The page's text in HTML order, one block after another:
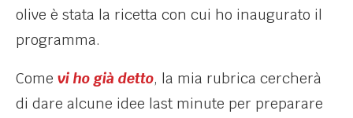
olive è stata la ricetta con cui ho inaugurato il
programma.
Come vi ho già detto, la mia rubrica cercherà
di dare alcune idee last minute per preparare